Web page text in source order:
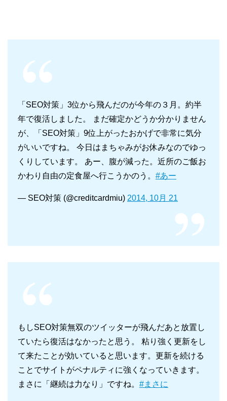
「SEO対策」3位から飛んだのが今年の３月。約半
年で復活しました。 まだ確定かどうか分かりません
が、「SEO対策」9位上がったおかげで非常に気分
がいいですね。 今日はまちゃみがお休みなのでゆっ
くりしています。 あー、腹が減った。近所のご飯お
かわり自由の定食屋へ行こうかのう。 #あー
— SEO対策 (@creditcardmiu) 2014, 10月 21
もしSEO対策無双のツイッターが飛んだあと放置し
ていたら復活はなかったと思う。 粘り強く更新をし
て来たことが効いていると思います。更新を続ける
ことでサイトがペナルティに強くなっていきます。
まさに「継続は力なり」ですね。 #まさに